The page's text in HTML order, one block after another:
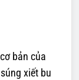
bản của
xiết bu